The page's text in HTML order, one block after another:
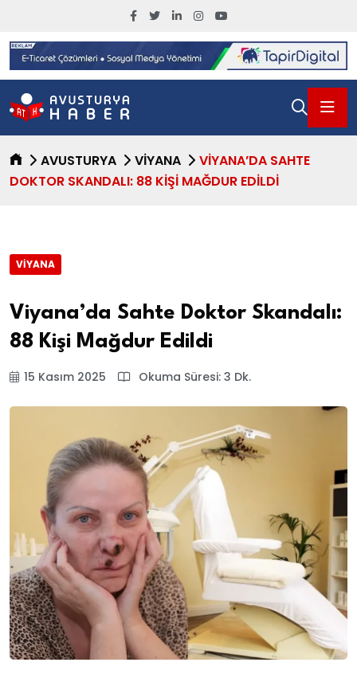
AVUSTURYA VIYANA
VIYANA’DA SAHTE
DOKTOR SKANDALI: 88 KIŞI MAĞDUR EDILDI
VIYANA
Viyana’da Sahte Doktor Skandalı:
88 Kişi Mağdur Edildi
15 Kasım 2025 Okuma Süresi: 3 Dk.